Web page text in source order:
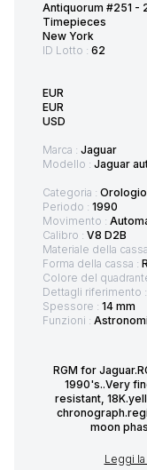
Antiquorum #251 -
Timepieces
New York
ID Lotto : 62
EUR
EUR
USD
Marca : Jaguar
Modello : Jaguar
Categoria :
Periodo : 1990
Movimento :
Calibro : V8 D2B
Materiale della
Forma della cassa :
Colore del
Dettagli riferimento :
Spessore : 14 mm
Funzioni :
RGM for
1990's..Very
resistant,
moon
Leggi